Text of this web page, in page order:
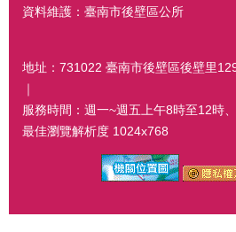
資料維護：臺南市後壁區公所
地址：731022 臺南市後壁區後壁里
｜
服務時間：週一~週五上午8時至12時
最佳瀏覽解析度 1024x768